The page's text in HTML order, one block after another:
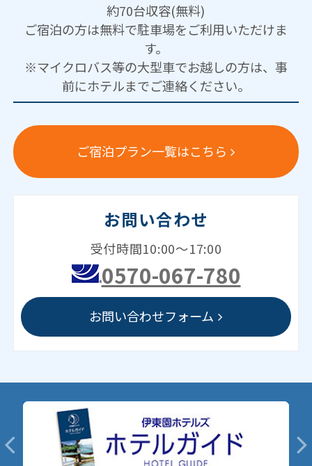
約70台収容(無料)
ご宿泊の方は無料で駐車場をご利用いただけま
す。
※マイクロバス等の大型車でお越しの方は、事
前にホテルまでご連絡ください。
ご宿泊プラン一覧はこちら
お問い合わせ
受付時間10:00～17:00
0570-067-780
お問い合わせフォーム